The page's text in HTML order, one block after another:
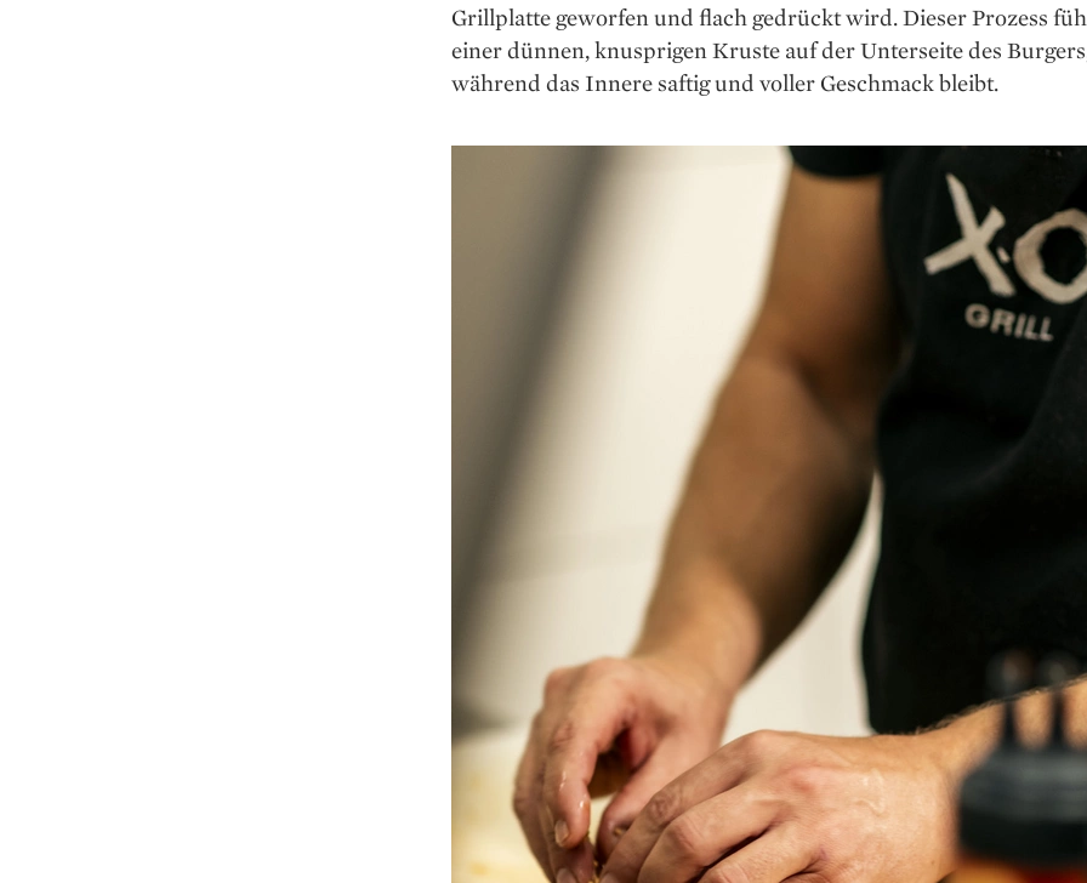
Grillplatte geworfen und flach gedrückt wird. Dieser Prozess
einer dünnen, knusprigen Kruste auf der Unterseite des
während das Innere saftig und voller Geschmack bleibt.